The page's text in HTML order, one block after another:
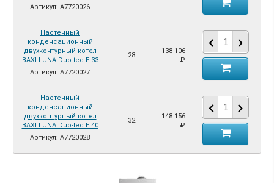
Артикул: A7720026
Настенный
конденсационный
двухконтурный котел
BAXI LUNA Duo-tec E 33
Артикул: A7720027
28
138 106
₽
Настенный
конденсационный
двухконтурный котел
BAXI LUNA Duo-tec E 40
Артикул: A7720028
32
148 156
₽